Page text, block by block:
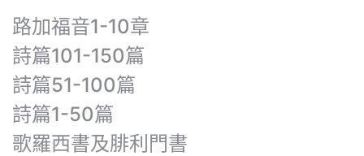
路加福音1-10章
詩篇101-150篇
詩篇51-100篇
詩篇1-50篇
歌羅西書及腓利門書